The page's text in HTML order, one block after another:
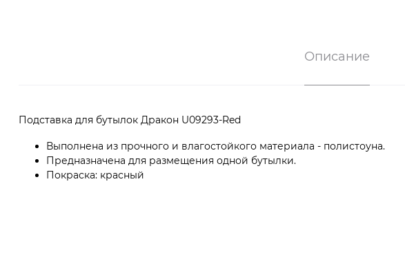
Описание
Подставка для бутылок Дракон U09293-Red
Выполнена из прочного и влагостойкого материала - полистоуна.
Предназначена для размещения одной бутылки.
Покраска: красный